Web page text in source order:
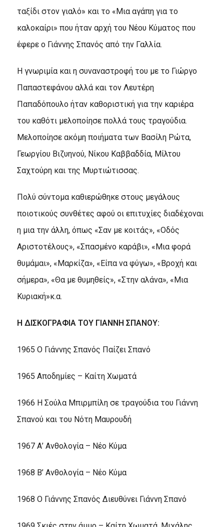
ταξίδι στον γιαλό» και το «Μια αγάπη για το
καλοκαίρι» που ήταν αρχή του Νέου Κύματος που
έφερε ο Γιάννης Σπανός από την Γαλλία.
Η γνωριμία και η συναναστροφή του με το Γιώργο
Παπαστεφάνου αλλά και τον Λευτέρη
Παπαδόπουλο ήταν καθοριστική για την καριέρα
του καθότι μελοποίησε πολλά τους τραγούδια.
Μελοποίησε ακόμη ποιήματα των Βασίλη Ρώτα,
Γεωργίου Βιζυηνού, Νίκου Καββαδδία, Μίλτου
Σαχτούρη και της Μυρτιώτισσας.
Πολύ σύντομα καθιερώθηκε στους μεγάλους
ποιοτικούς συνθέτες αφού οι επιτυχίες διαδέχοναι
η μια την άλλη, όπως «Σαν με κοιτάς», «Οδός
Αριστοτέλους», «Σπασμένο καράβι», «Μια φορά
θυμάμαι», «Μαρκίζα», «Είπα να φύγω», «Βροχή και
σήμερα», «Θα με θυμηθείς», «Στην αλάνα», «Μια
Κυριακή»κ.α.
Η ΔΙΣΚΟΓΡΑΦΙΑ ΤΟΥ ΓΙΑΝΝΗ ΣΠΑΝΟΥ:
1965 Ο Γιάννης Σπανός Παίζει Σπανό
1965 Αποδημίες – Καίτη Χωματά
1966 Η Σούλα Μπιρμπίλη σε τραγούδια του Γιάννη
Σπανού και του Νότη Μαυρουδή
1967 Α’ Ανθολογία – Νέο Κύμα
1968 Β’ Ανθολογία – Νέο Κύμα
1968 Ο Γιάννης Σπανός Διευθύνει Γιάννη Σπανό